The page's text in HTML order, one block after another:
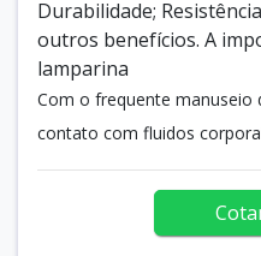
Durabilidade;
outros benefícios. A
lamparina
Com o frequente manuseio
contato com fluidos